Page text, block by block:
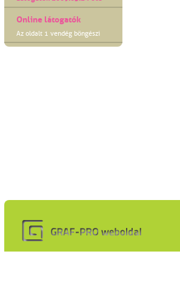
Online látogatók
Az oldalt 1 vendég böngészi